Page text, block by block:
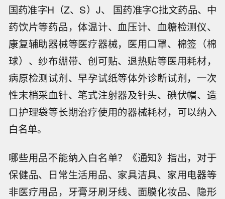
国药准字H（Z、S）J、 国药准字C批文药品、中
药饮片等药品，体温计、血压计、血糖检测仪、
康复辅助器械等医疗器械，医用口罩、棉签（棉
球）、纱布绷带、创可贴、退热贴等医用耗材，
病原检测试剂、早孕试纸等体外诊断试剂，一次
性末梢采血针、笔式注射器及针头、碘伏帽、造
口护理袋等长期治疗使用的器械耗材，可以纳入
白名单。
哪些用品不能纳入白名单？《通知》指出，对于
保健品、日常生活用品、家具洁具、家用电器等
非医疗用品，牙膏牙刷牙线、面膜化妆品、隐形